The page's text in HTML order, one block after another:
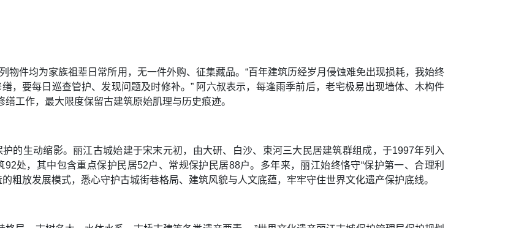
物件均为家族祖辈日常所用，无一件外购、征集藏品。“百年建筑历经岁月侵蚀难免出现损耗，我始终
，要每日巡查管护、发现问题及时修补。” 阿六叔表示，每逢雨季前后，老宅极易出现墙体、木构件
工作，最大限度保留古建筑原始肌理与历史痕迹。
的生动缩影。丽江古城始建于宋末元初，由大研、白沙、束河三大民居建筑群组成，于1997年列入
处，其中包含重点保护民居52户、常规保护民居88户。多年来，丽江始终恪守“保护第一、合理利
粗放发展模式，悉心守护古城街巷格局、建筑风貌与人文底蕴，牢牢守住世界文化遗产保护底线。